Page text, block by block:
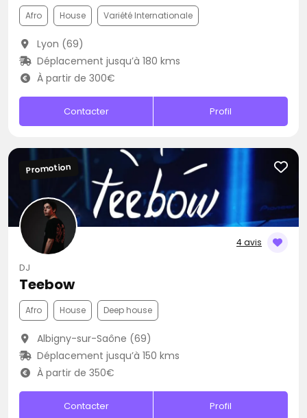
Afro House Variété Internationale
Lyon (69)
Déplacement jusqu’à 180 kms
À partir de 300€
Contacter Profil
4 avis
Promotion
DJ
Teebow
Afro House Deep house
Albigny-sur-Saône (69)
Déplacement jusqu’à 150 kms
À partir de 350€
Contacter Profil